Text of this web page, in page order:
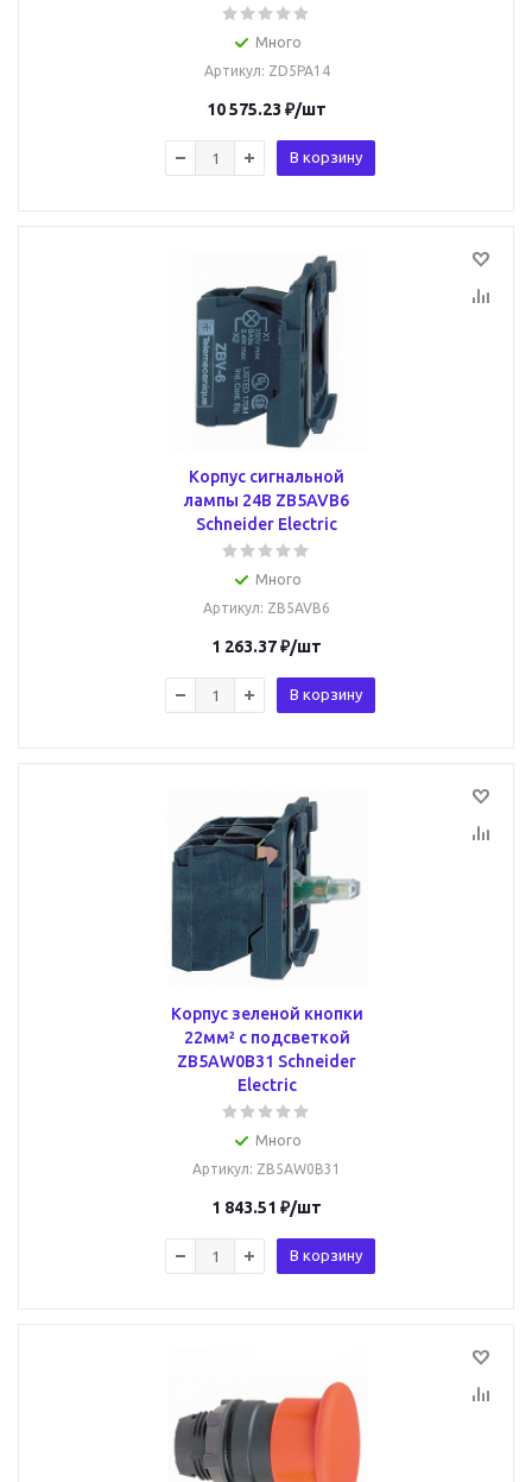
Много
Артикул: ZD5PA14
10 575.23 ₽/шт
В корзину
Корпус сигнальной
лампы 24В ZB5AVB6
Schneider Electric
Много
Артикул: ZB5AVB6
1 263.37₽/шт
В корзину
Корпус зеленой кнопки
22мм² с подсветкой
ZB5AW0B31 Schneider
Electric
Много
Артикул: ZB5AW0B31
1 843.51 ₽/шт
В корзину